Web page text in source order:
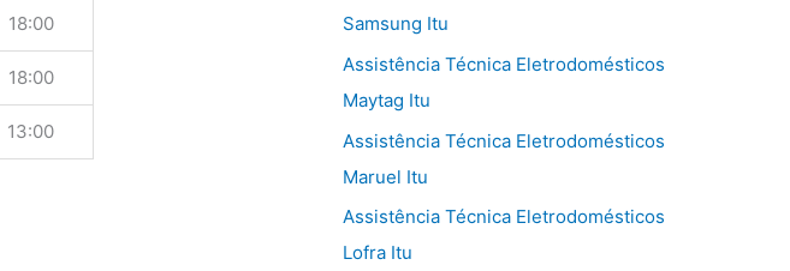
18:00
18:00
13:00
Samsung Itu
Assistência Técnica Eletrodomésticos
Maytag Itu
Assistência Técnica Eletrodomésticos
Maruel Itu
Assistência Técnica Eletrodomésticos
Lofra Itu